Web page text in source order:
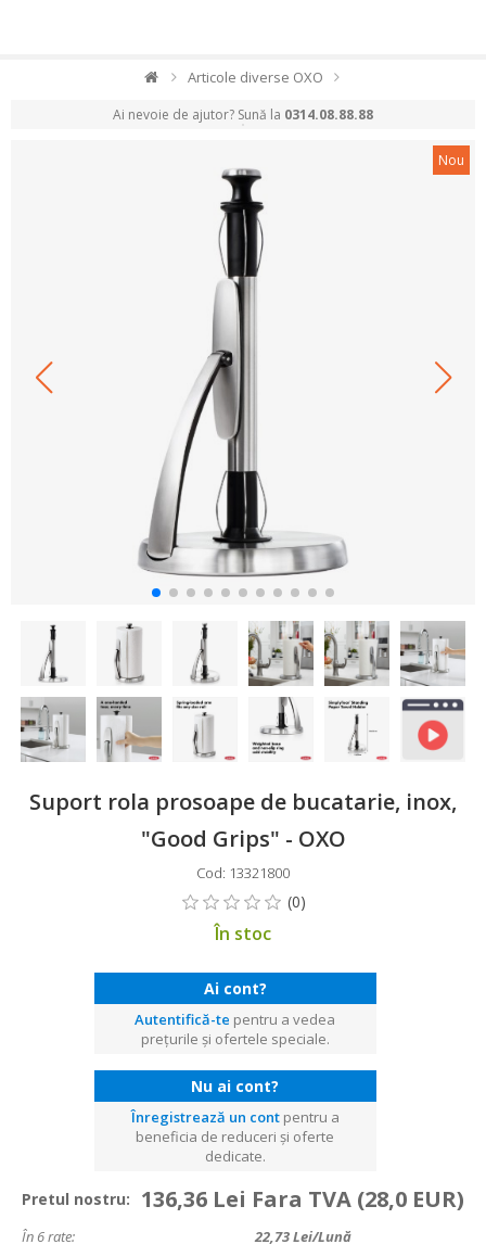
Articole diverse OXO
Ai nevoie de ajutor? Sună la 0314.08.88.88
Nou
Suport rola prosoape de bucatarie, inox,
"Good Grips" - OXO
Cod: 13321800
În stoc
Ai cont?
Autentifică-te pentru a vedea
prețurile și ofertele speciale.
Nu ai cont?
Înregistrează un contpentru a
beneficia de reduceri și oferte
dedicate.
Pretul nostru: 136,36 Lei Fara TVA (28,0 EUR)
În 6 rate: 22,73Lei/lună